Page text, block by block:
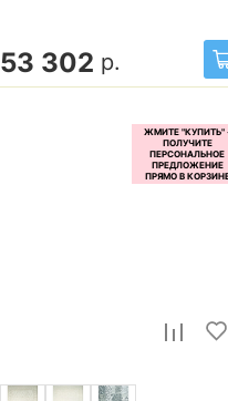
53 302 р.